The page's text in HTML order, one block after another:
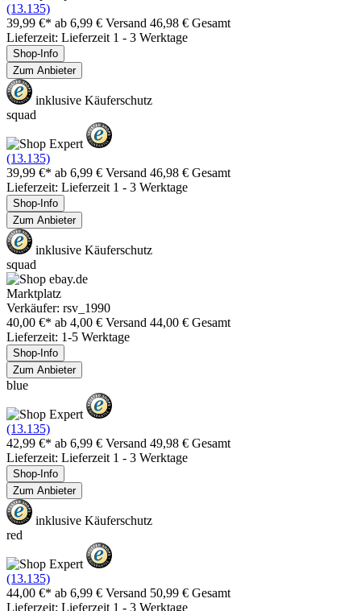
(13.135)
39,99 €* ab 6,99 € Versand 46,98 € Gesamt
Lieferzeit: Lieferzeit 1 - 3 Werktage
Shop-Info
Zum Anbieter
inklusive Käuferschutz
squad
(13.135)
39,99 €* ab 6,99 € Versand 46,98 € Gesamt
Lieferzeit: Lieferzeit 1 - 3 Werktage
Shop-Info
Zum Anbieter
inklusive Käuferschutz
squad
Marktplatz
Verkäufer: rsv_1990
40,00 €* ab 4,00 € Versand 44,00 € Gesamt
Lieferzeit: 1-5 Werktage
Shop-Info
Zum Anbieter
blue
(13.135)
42,99 €* ab 6,99 € Versand 49,98 € Gesamt
Lieferzeit: Lieferzeit 1 - 3 Werktage
Shop-Info
Zum Anbieter
inklusive Käuferschutz
red
(13.135)
44,00 €* ab 6,99 € Versand 50,99 € Gesamt
Lieferzeit: Lieferzeit 1 - 3 Werktage